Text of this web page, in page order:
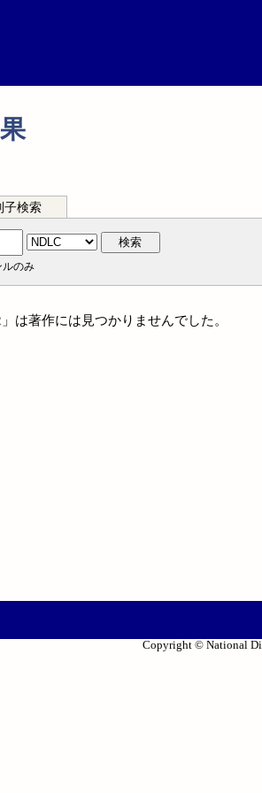
子検索
検索
ルのみ
は著作には見つかりませんでした。
Copyright © National